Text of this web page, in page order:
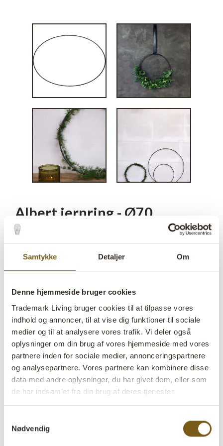
Samtykke Detaljer Om
Denne hjemmeside bruger cookies
Trademark Living bruger cookies til at tilpasse vores
indhold og annoncer, til at vise dig funktioner til sociale
medier og til at analysere vores trafik. Vi deler også
oplysninger om din brug af vores hjemmeside med vores
partnere inden for sociale medier, annonceringspartnere
og analysepartnere. Vores partnere kan kombinere disse
data med andre oplysninger, du har givet dem, eller som
de har indsamlet fra din brug af deres tjenester
Nødvendig
Albert jernring - Ø70
lens
SALE
Farve: Jern
VIGTIGT hvert produkt er unik i farve og finish
Størrelse: H:0,5 cmxW:70 cmxD:70 cm
Mere info +
Find forhandler B2B Login